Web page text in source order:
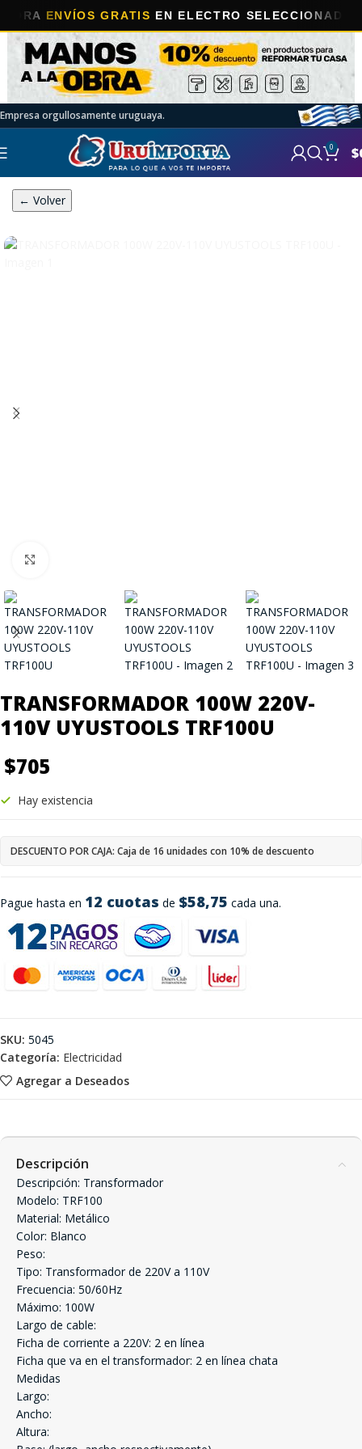
ENVÍOS GRATISEN ELECTRO SELECCIONADOS!
Empresa orgullosamente uruguaya.
0 $
← Volver
TRANSFORMADOR 100W 220V-
110V UYUSTOOLS TRF100U
$705
Pague hasta en 12 cuotas de $58,75 cada una.
Hay existencia
DESCUENTO POR CAJA: Caja de 16 unidades con 10% de descuento
Agregar a Deseados
SKU: 5045
Categoría: Electricidad
Descripción
Descripción: Transformador
Modelo: TRF100
Material: Metálico
Color: Blanco
Peso:
Tipo: Transformador de 220V a 110V
Frecuencia: 50/60Hz
Máximo: 100W
Largo de cable:
Ficha de corriente a 220V: 2 en línea
Ficha que va en el transformador: 2 en línea chata
Medidas
Largo:
Ancho:
Altura: